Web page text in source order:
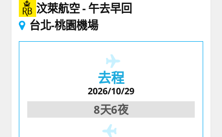
汶萊航空 午去早回
台北-桃園機場
去程
2026/10/29
8天6夜